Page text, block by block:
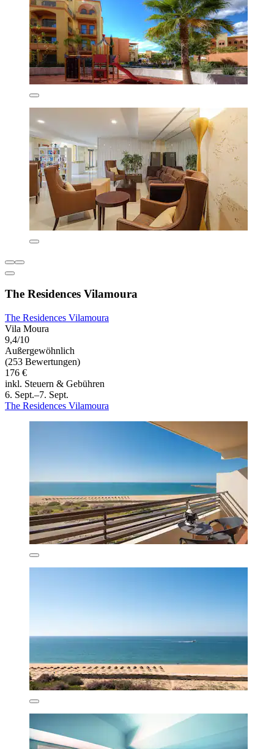
The Residences Vilamoura
The Residences Vilamoura
Vila Moura
9,4/10
Außergewöhnlich
(253 Bewertungen)
176 €
inkl. Steuern & Gebühren
6. Sept.–7. Sept.
The Residences Vilamoura